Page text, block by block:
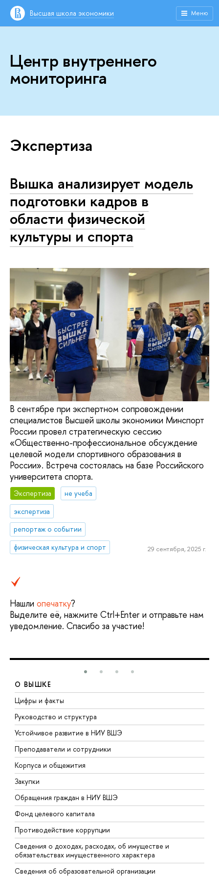
Высшая школа экономики Меню
Центр внутреннего
мониторинга
Экспертиза
Вышка анализирует модель
подготовки кадров в
области физической
культуры и спорта
В сентябре при экспертном сопровождении
специалистов Высшей школы экономики Минспорт
России провел стратегическую сессию
«Общественно-профессиональное обсуждение
целевой модели спортивного образования в
России». Встреча состоялась на базе Российского
университета спорта.
Экспертиза
не учеба
экспертиза
репортаж о событии
физическая культура и спорт
29 сентября, 2025 г.
Нашли опечатку?
Выделите её, нажмите Ctrl+Enter и отправьте нам
уведомление. Спасибо за участие!
О ВЫШКЕ
Цифры и факты
Руководство и структура
Устойчивое развитие в НИУ ВШЭ
Преподаватели и сотрудники
Корпуса и общежития
Закупки
Обращения граждан в НИУ ВШЭ
Фонд целевого капитала
Противодействие коррупции
Сведения о доходах, расходах, об имуществе и
обязательствах имущественного характера
Сведения об образовательной организации